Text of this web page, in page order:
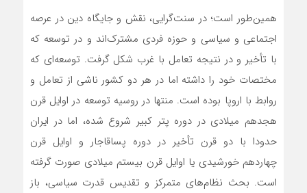
همین‌طور است؛ در سنت‌گرایی،‌ نقش و جایگاه دین در عرصه
اجتماعی و سیاسی و حوزه فردی مشترک‌اند و در توسعه که
با تأخیر و در نتیجه تعامل با غرب شکل گرفت. توسعه‌ای که
مختصات خود را داشته اما در هر دو کشور ناشی از تعامل و
روابط با اروپا بوده است. منتها در روسیه توسعه در اوایل قرن
هجدهم میلادی در دوره پتر کبیر شروع شده، اما در ایران
حدودا با دو قرن تأخیر در دوره پساقاجار و اوایل قرن
چهاردهم خورشیدی یا اوایل قرن بیستم میلادی صورت گرفته
است. بحث نظام‌های متمرکز و تقدیس قدرت سیاسی، باز